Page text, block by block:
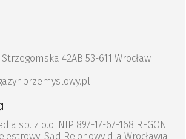
42AB 53-611 Wrocław
sp. z o.o. NIP 897-17-67-168 REGON
Sąd Rejonowy dla Wrocławia